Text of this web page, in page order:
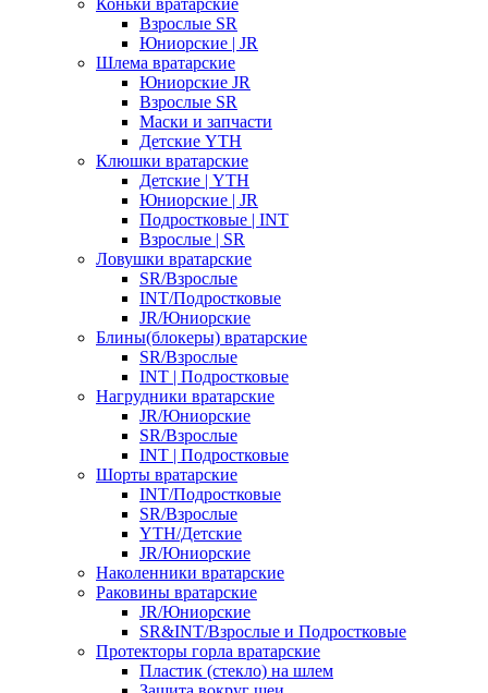
Взрослые SR
Юниорские | JR
Шлема вратарские
Юниорские JR
Взрослые SR
Маски и запчасти
Детские YTH
Клюшки вратарские
Детские | YTH
Юниорские | JR
Подростковые | INT
Взрослые | SR
Ловушки вратарские
SR/Взрослые
INT/Подростковые
JR/Юниорские
Блины(блокеры) вратарские
SR/Взрослые
INT | Подростковые
Нагрудники вратарские
JR/Юниорские
SR/Взрослые
INT | Подростковые
Шорты вратарские
INT/Подростковые
SR/Взрослые
YTH/Детские
JR/Юниорские
Наколенники вратарские
Раковины вратарские
JR/Юниорские
SR&INT/Взрослые и Подростковые
Протекторы горла вратарские
Пластик (стекло) на шлем